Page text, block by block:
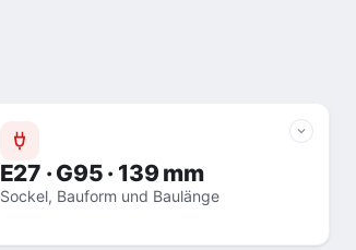
E27 · G95 · 139 mm
Sockel, Bauform und Baulänge